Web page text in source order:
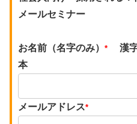
メールセミナー
お名前（名字のみ） *
漢字
本
メールアドレス*